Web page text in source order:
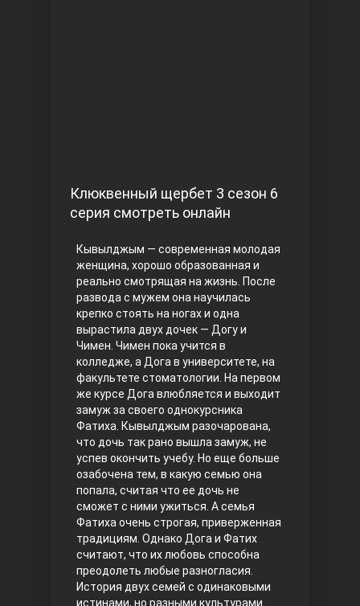
Правосyдие
Любовь напрокат
Клюквенный щербет 3 сезон 6
серия смотреть онлайн
Кывылджым — современная молодая
женщина, хорошо образованная и
реально смотрящая на жизнь. После
развода с мужем она научилась
крепко стоять на ногах и одна
вырастила двух дочек — Догу и
Чимен. Чимен пока учится в
колледже, а Дога в университете, на
факультете стоматологии. На первом
же курсе Дога влюбляется и выходит
замуж за своего однокурсника
Фатиха. Кывылджым разочарована,
что дочь так рано вышла замуж, не
успев окончить учебу. Но еще больше
озабочена тем, в какую семью она
попала, считая что ее дочь не
сможет с ними ужиться. А семья
Фатиха очень строгая, приверженная
традициям. Однако Дога и Фатих
считают, что их любовь способна
преодолеть любые разногласия.
История двух семей с одинаковыми
истинами, но разными культурами.